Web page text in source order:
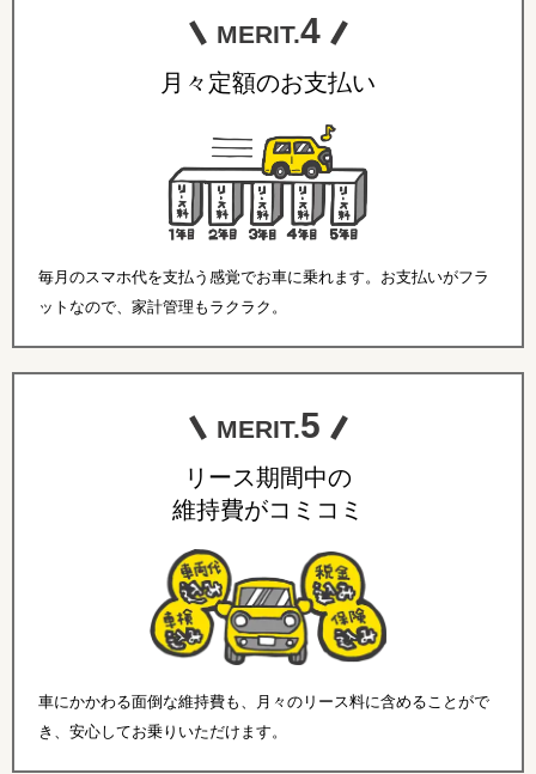
MERIT.4
月々定額のお支払い
毎月のスマホ代を支払う感覚でお車に乗れます。お支払いがフラ
ットなので、家計管理もラクラク。
MERIT.5
リース期間中の
維持費がコミコミ
車にかかわる面倒な維持費も、月々のリース料に含めることがで
き、安心してお乗りいただけます。